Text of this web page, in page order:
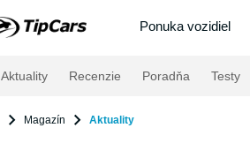
Ponuka vozidiel
Aktuality Recenzie Poradňa Testy
Magazín Aktuality